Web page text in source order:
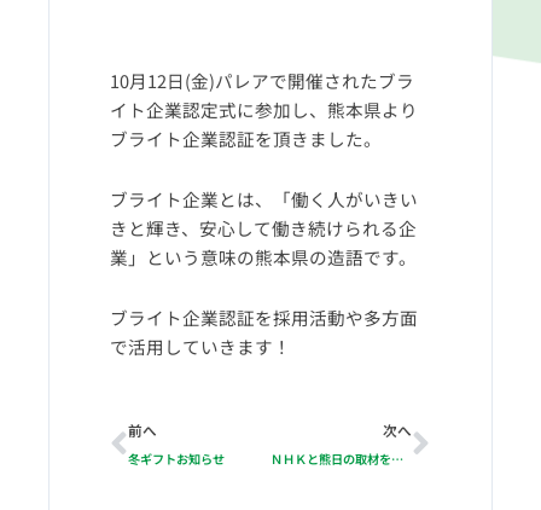
10月12日(金)パレアで開催されたブラ
イト企業認定式に参加し、熊本県より
ブライト企業認証を頂きました。
ブライト企業とは、「働く人がいきい
きと輝き、安心して働き続けられる企
業」という意味の熊本県の造語です。
ブライト企業認証を採用活動や多方面
で活用していきます！
Prev
前へ
冬ギフトお知らせ
次へ
ＮＨＫと熊日の取材を受けました！
Next